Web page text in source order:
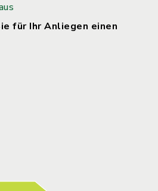
für Ihr Anliegen einen